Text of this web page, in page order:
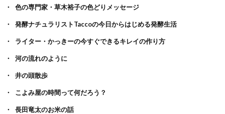
色の専門家・草木裕子の色どりメッセージ
発酵ナチュラリストTaccoの今日からはじめる発酵生活
ライター・かっきーの今すぐできるキレイの作り方
河の流れのように
井の頭散歩
こよみ屋の時間って何だろう？
長田竜太のお米の話